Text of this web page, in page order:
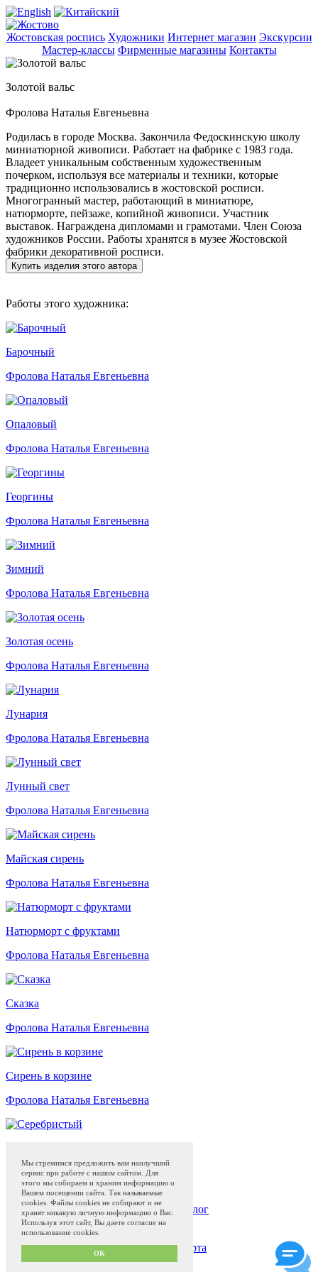
Жостовская роспись Художники Интернет магазин Экскурсии
Мастер-классы Фирменные магазины Контакты
Золотой вальс
Фролова Наталья Евгеньевна
Родилась в городе Москва. Закончила Федоскинскую школу
миниатюрной живописи. Работает на фабрике с 1983 года.
Владеет уникальным собственным художественным
почерком, используя все материалы и техники, которые
традиционно использовались в жостовской росписи.
Многогранный мастер, работающий в миниатюре,
натюрморте, пейзаже, копийной живописи. Участник
выставок. Награждена дипломами и грамотами. Член Союза
художников России. Работы хранятся в музее Жостовской
фабрики декоративной росписи.
Купить изделия этого автора
Работы этого художника:
Барочный
Фролова Наталья Евгеньевна
Опаловый
Фролова Наталья Евгеньевна
Георгины
Фролова Наталья Евгеньевна
Зимний
Фролова Наталья Евгеньевна
Золотая осень
Фролова Наталья Евгеньевна
Лунария
Фролова Наталья Евгеньевна
Лунный свет
Фролова Наталья Евгеньевна
Майская сирень
Фролова Наталья Евгеньевна
Натюрморт с фруктами
Фролова Наталья Евгеньевна
Сказка
Фролова Наталья Евгеньевна
Сирень в корзине
Фролова Наталья Евгеньевна
Фролова Наталья Евгеньевна
Жостовская роспись Магазин Музей
Блог
Программа привилегий с 01.04.2024
Сделано вQS50.ru
Политика конфиденциальности и оферта
Пользовательское соглашение
Мы стремимся предложить вам наилучший
сервис при работе с нашим сайтом. Для
этого мы собираем и храним информацию о
Вашем посещении сайта. Так называемые
cookies. Файлы cookies не собирают и не
хранят никакую личную информацию о Вас.
Используя этот сайт, Вы даете согласие на
использование cookies.
OK